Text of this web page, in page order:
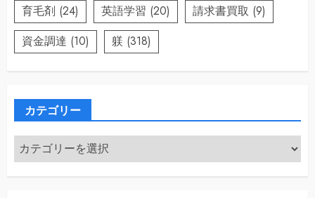
育毛剤 (24) 英語学習 (20) 請求書買取 (9)
資金調達 (10) 躾 (318)
カテゴリー
カ
テ
ゴ